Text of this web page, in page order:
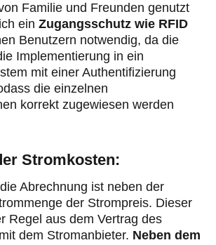
Familie und Freunden genutzt
ein Zugangsschutz wie RFID
Benutzern notwendig, da die
Implementierung in ein
mit einer Authentifizierung
die einzelnen
korrekt zugewiesen werden
Stromkosten:
Abrechnung ist neben der
der Strompreis. Dieser
Regel aus dem Vertrag des
dem Stromanbieter. Neben dem